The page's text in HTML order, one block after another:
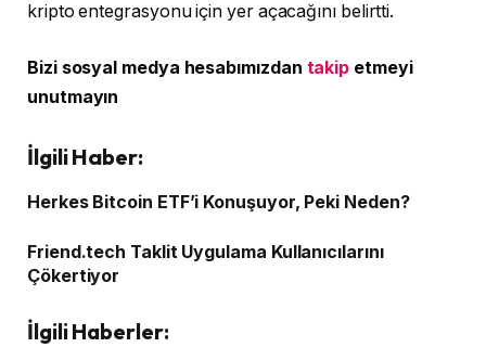
kripto entegrasyonu için yer açacağını belirtti.
Bizi sosyal medya hesabımızdan takip etmeyi
unutmayın
İlgili Haber:
Herkes Bitcoin ETF’i Konuşuyor, Peki Neden?
Friend.tech Taklit Uygulama Kullanıcılarını
Çökertiyor
İlgili Haberler: